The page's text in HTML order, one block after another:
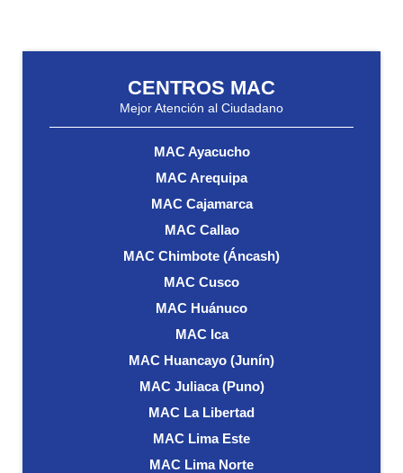
CENTROS MAC
Mejor Atención al Ciudadano
MAC Ayacucho
MAC Arequipa
MAC Cajamarca
MAC Callao
MAC Chimbote (Áncash)
MAC Cusco
MAC Huánuco
MAC Ica
MAC Huancayo (Junín)
MAC Juliaca (Puno)
MAC La Libertad
MAC Lima Este
MAC Lima Norte